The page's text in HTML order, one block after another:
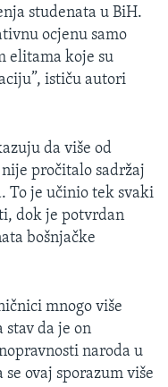
studenata u BiH.
ocjenu samo
elitama koje su
ističu autori
da više od
pročitalo sadržaj
To je učinio tek svaki
dok je potvrdan
bošnjačke
mnogo više
da je on
naroda u
ovaj sporazum više